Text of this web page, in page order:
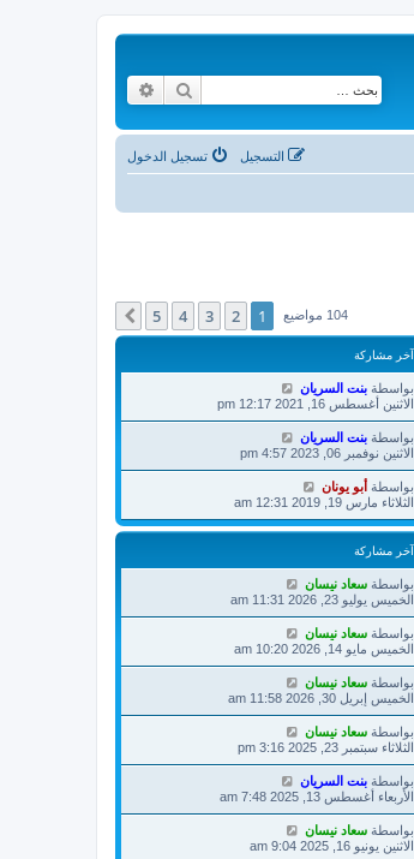
بحث
تسجيل الدخول التسجيل
104 مواضيع 1
2
3
4
5 التالي
آخر مشاركة
بواسطة بنت السريان
الاثنين أغسطس 16, 2021 12:17 pm
بواسطة بنت السريان
الاثنين نوفمبر 06, 2023 4:57 pm
بواسطة أبو يونان
الثلاثاء مارس 19, 2019 12:31 am
آخر مشاركة
بواسطة سعاد نيسان
الخميس يوليو 23, 2026 11:31 am
بواسطة سعاد نيسان
الخميس مايو 14, 2026 10:20 am
بواسطة سعاد نيسان
الخميس إبريل 30, 2026 11:58 am
بواسطة سعاد نيسان
الثلاثاء سبتمبر 23, 2025 3:16 pm
بواسطة بنت السريان
الأربعاء أغسطس 13, 2025 7:48 am
بواسطة سعاد نيسان
الاثنين يونيو 16, 2025 9:04 am